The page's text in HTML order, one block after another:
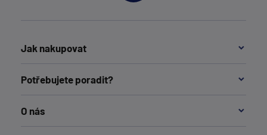
Jak nakupovat
Potřebujete poradit?
O nás